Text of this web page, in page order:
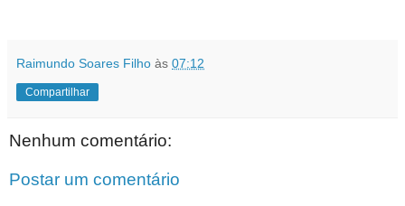
Raimundo Soares Filho às 07:12
Compartilhar
Nenhum comentário:
Postar um comentário